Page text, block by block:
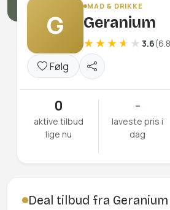
G
MAD & DRIKKE
Geranium
3.6
Følg
0
aktive tilbud
lige nu
-
laveste pris i
dag
Deal tilbud fra Geranium